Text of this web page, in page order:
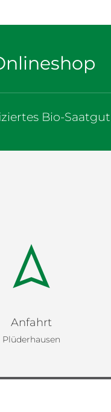
Bio-Saatgut
Anfahrt
Plüderhausen